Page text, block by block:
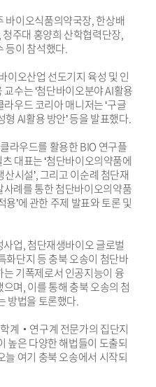
바이오식품의약국장, 한상배
주대 홍양희 산학협력단장,
등이 참석했다.
이오산업 선도기지 육성 및 인
수는 ‘첨단바이오분야 AI활용
우드 코리아 매니저는 ‘구글
AI활용 방안’ 등을 발표했다.
라우드를 활용한 BIO 연구플
대표는 ‘첨단바이오의약품에
시설’, 그리고 이순례 첨단재
사례를 통한 첨단바이오의약품
’에 관한 주제 발표와 토론 및
업, 첨단재생바이오 글로벌
화단지 등 충북 오송이 첨단바
기폭제로서 인공지능이 융
며, 이를 통해 충북 오송의 첨
방법을 토론했다.
계‧연구계 전문가의 집단지
높은 다양한 해법들이 도출되
여기 충북 오송에서 시작되